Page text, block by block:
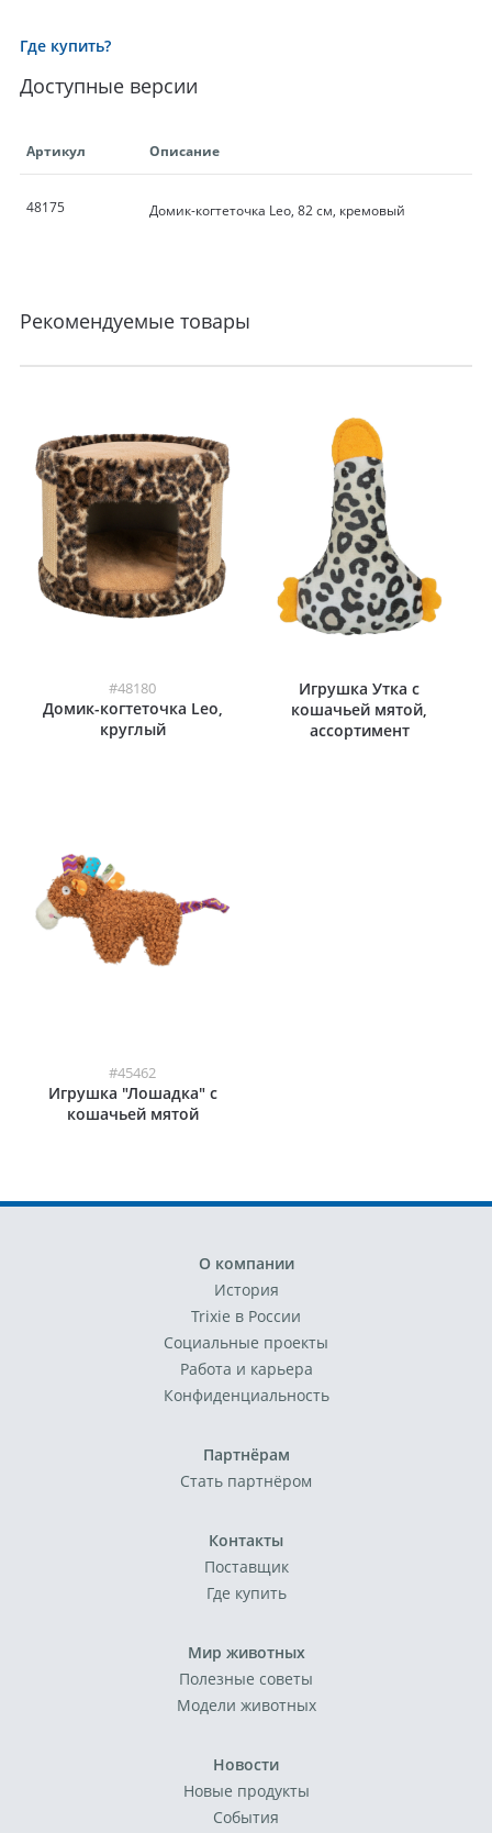
Где купить?
Доступные версии
Артикул Описание
48175 Домик-когтеточка Leo, 82 см, кремовый
Рекомендуемые товары
#48180
Домик-когтеточка Leo,
круглый
Игрушка Утка с
кошачьей мятой,
ассортимент
#45462
Игрушка "Лошадка" с
кошачьей мятой
О компании
История
Trixie в России
Социальные проекты
Работа и карьера
Конфиденциальность
Партнёрам
Стать партнёром
Контакты
Поставщик
Где купить
Мир животных
Полезные советы
Модели животных
Новости
Новые продукты
События